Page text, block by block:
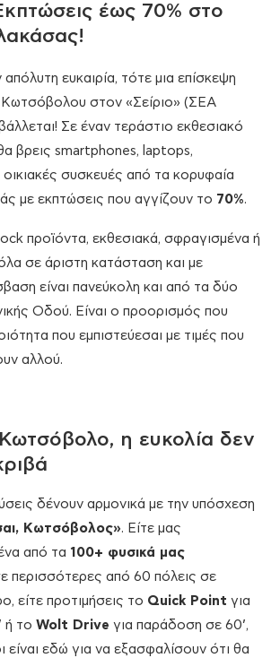
έως 70% στο
ευκαιρία, τότε μια επίσκεψη
στον «Σείριο» (ΣΕΑ
Σε έναν τεράστιο εκθεσιακό
βρεις smartphones, laptops,
οικιακές συσκευές από τα κορυφαία
με εκπτώσεις που αγγίζουν το 70%.
προϊόντα, εκθεσιακά, σφραγισμένα ή
σε άριστη κατάσταση και με
είναι πανεύκολη και από τα δύο
Οδού. Είναι ο προορισμός που
που εμπιστεύεσαι με τιμές που
αλλού.
Κωτσόβολο, η ευκολία δεν
δένουν αρμονικά με την υπόσχεση
Κωτσόβολος». Είτε μας
από τα 100+ φυσικά μας
περισσότερες από 60 πόλεις σε
είτε προτιμήσεις το Quick Point για
ή το Wolt Drive για παράδοση σε 60’,
είναι εδώ για να εξασφαλίσουν ότι θα